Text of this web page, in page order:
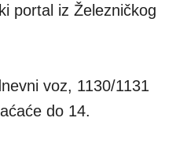
portal iz Železničkog
voz, 1130/1131
do 14.